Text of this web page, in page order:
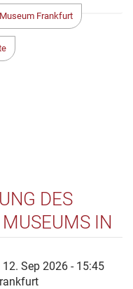
Frankfurt
DES
IN
Sep 2026 - 15:45